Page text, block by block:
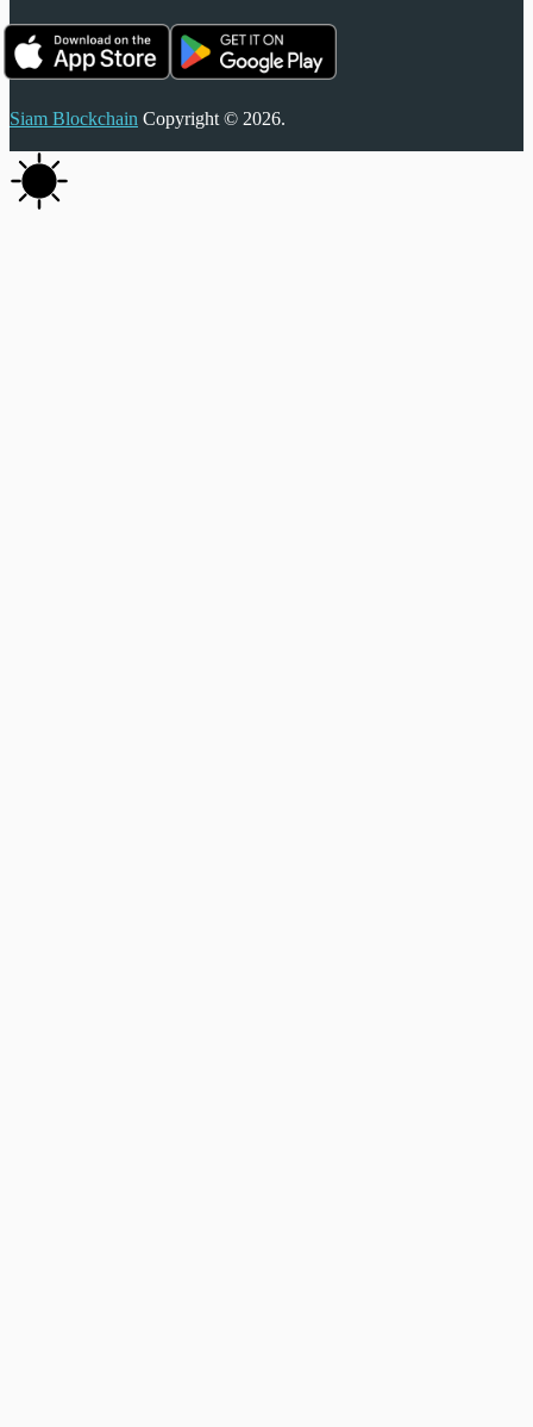
Siam Blockchain Copyright © 2026.